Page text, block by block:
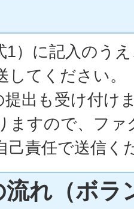
1）に記入のう
てください。
出も受け付け
ますので、ファ
己責任で送信く
流れ（ボラ